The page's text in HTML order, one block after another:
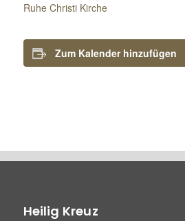
Ruhe Christi Kirche
Zum Kalender hinzufügen
Heilig Kreuz